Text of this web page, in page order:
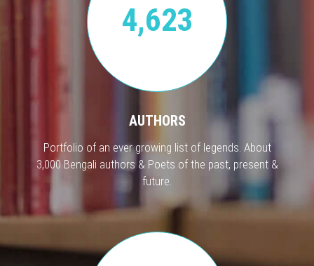
4,623
AUTHORS
Portfolio of an ever growing list of legends. About
3,000 Bengali authors & Poets of the past, present &
future.